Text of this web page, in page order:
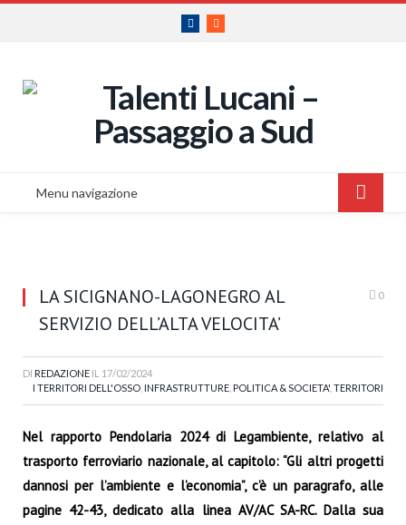
Facebook
RSS
Menu navigazione
LA SICIGNANO-LAGONEGRO AL
SERVIZIO DELL’ALTA VELOCITA’
0
DI REDAZIONE IL 17/02/2024
I TERRITORI DELL'OSSO INFRASTRUTTURE POLITICA & SOCIETA' TERRITORI
Nel rapporto Pendolaria 2024 di Legambiente, relativo al
trasporto ferroviario nazionale, al capitolo: “Gli altri progetti
dannosi per l’ambiente e l’economia”, c’è un paragrafo, alle
pagine 42-43, dedicato alla linea AV/AC SA-RC. Dalla sua